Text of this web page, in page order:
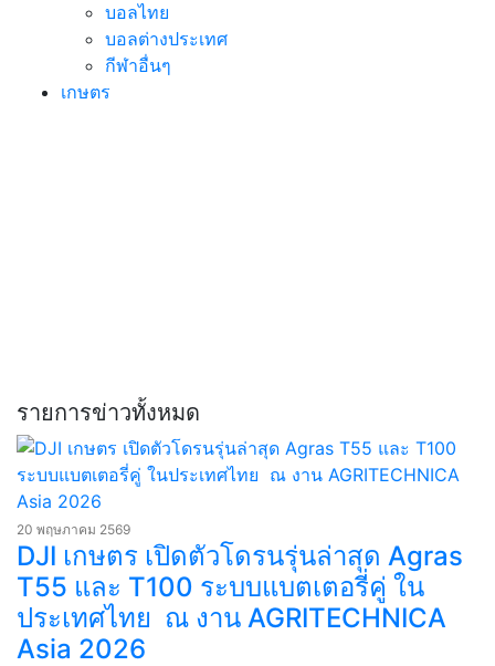
บอลไทย
บอลต่างประเทศ
กีฬาอื่นๆ
เกษตร
รายการข่าวทั้งหมด
20 พฤษภาคม 2569
DJI เกษตร เปิดตัวโดรนรุ่นล่าสุด Agras
T55 และ T100 ระบบแบตเตอรี่คู่ ใน
ประเทศไทย ณ งาน AGRITECHNICA
Asia 2026